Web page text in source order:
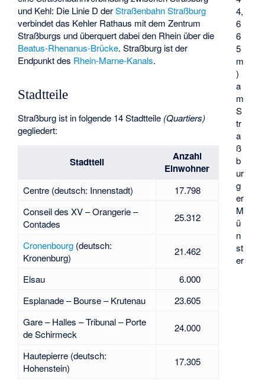
4,
6
6
5
m
)
a
m
S
tr
a
ß
b
ur
g
er
M
ü
n
st
er
und Kehl: Die Linie D derStraßenbahn Straßburg
verbindet das Kehler Rathaus mit dem Zentrum
Straßburgs und überquert dabei den Rhein über die
Beatus-Rhenanus-Brücke. Straßburg ist der
Endpunkt des Rhein-Marne-Kanals.
Stadtteile
Straßburg ist in folgende 14 Stadtteile (Quartiers)
gegliedert:
Stadtteil
Anzahl
Einwohner
Centre (deutsch: Innenstadt)
17.798
Conseil des XV – Orangerie –
Contades
25.312
Cronenbourg(deutsch:
Kronenburg)
21.462
Elsau
6.000
Esplanade – Bourse – Krutenau
23.605
Gare – Halles – Tribunal – Porte
de Schirmeck
24.000
Hautepierre (deutsch:
Hohenstein)
17.305